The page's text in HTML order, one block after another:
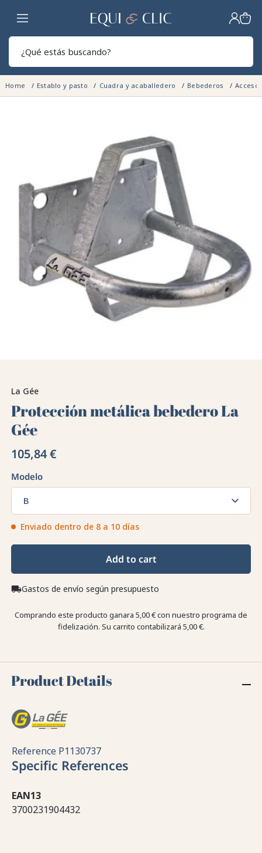
Hogar
Home Establo y pasto Cuadra y acaballedero Bebederos
La Gée
Protección metálica bebedero La
Gée
105,84 €
Modelo
B
Enviado dentro de 8 a 10 días
Add to cart
local_shippingGastos de envío según presupuesto
Comprando este producto ganara 5,00 €con nuestro programa de
fidelización. Su carrito contabilizará 5,00 €.
Product Details
Reference P1130737
Specific References
EAN13
3700231904432